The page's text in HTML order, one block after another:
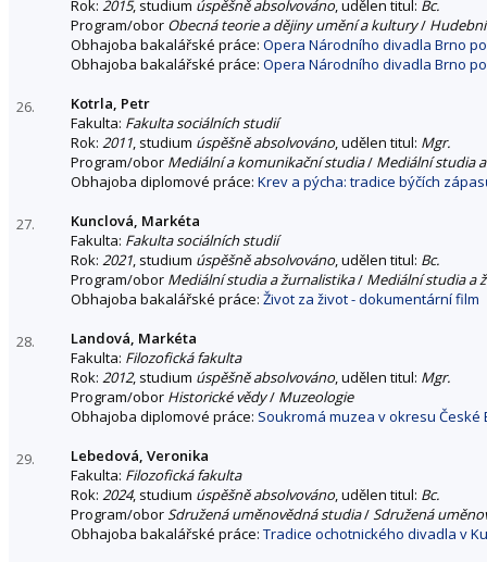
Rok: 2015, studium úspěšně absolvováno, udělen titul: Bc.
Program/obor Obecná teorie a dějiny umění a kultury/
Obhajoba bakalářské práce: Opera Národního divadla Brno
Obhajoba bakalářské práce: Opera Národního divadla Brno
26.
Kotrla, Petr
Fakulta: Fakulta sociálních studií
Rok: 2011, studium úspěšně absolvováno, udělen titul: Mgr.
Program/obor Mediální a komunikační studia/ Mediální studia
Obhajoba diplomové práce: Krev a pýcha: tradice býčích
27.
Kunclová, Markéta
Fakulta: Fakulta sociálních studií
Rok: 2021, studium úspěšně absolvováno, udělen titul: Bc.
Program/obor Mediální studia a žurnalistika/ Mediální studia a
Obhajoba bakalářské práce: Život za život - dokumentární film
28.
Landová, Markéta
Fakulta: Filozofická fakulta
Rok: 2012, studium úspěšně absolvováno, udělen titul: Mgr.
Program/obor Historické vědy/ Muzeologie
Obhajoba diplomové práce: Soukromá muzea v okresu České
29.
Lebedová, Veronika
Fakulta: Filozofická fakulta
Rok: 2024, studium úspěšně absolvováno, udělen titul: Bc.
Program/oborSdružená uměnovědná studia/Sdružená
Obhajoba bakalářské práce: Tradice ochotnického divadla v